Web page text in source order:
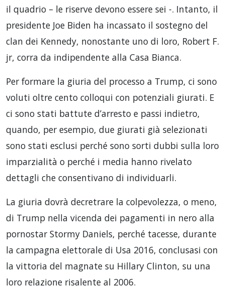
il quadrio – le riserve devono essere sei -. Intanto, il
presidente Joe Biden ha incassato il sostegno del
clan dei Kennedy, nonostante uno di loro, Robert F.
jr, corra da indipendente alla Casa Bianca.
Per formare la giuria del processo a Trump, ci sono
voluti oltre cento colloqui con potenziali giurati. E
ci sono stati battute d’arresto e passi indietro,
quando, per esempio, due giurati già selezionati
sono stati esclusi perché sono sorti dubbi sulla loro
imparzialità o perché i media hanno rivelato
dettagli che consentivano di individuarli.
La giuria dovrà decretrare la colpevolezza, o meno,
di Trump nella vicenda dei pagamenti in nero alla
pornostar Stormy Daniels, perché tacesse, durante
la campagna elettorale di Usa 2016, conclusasi con
la vittoria del magnate su Hillary Clinton, su una
loro relazione risalente al 2006.